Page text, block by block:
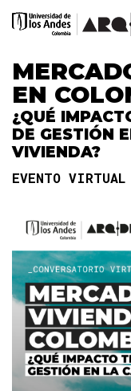
EN
¿QUÉ
DE GESTIÓN
VIVIENDA?
EVENTO VIRTUAL